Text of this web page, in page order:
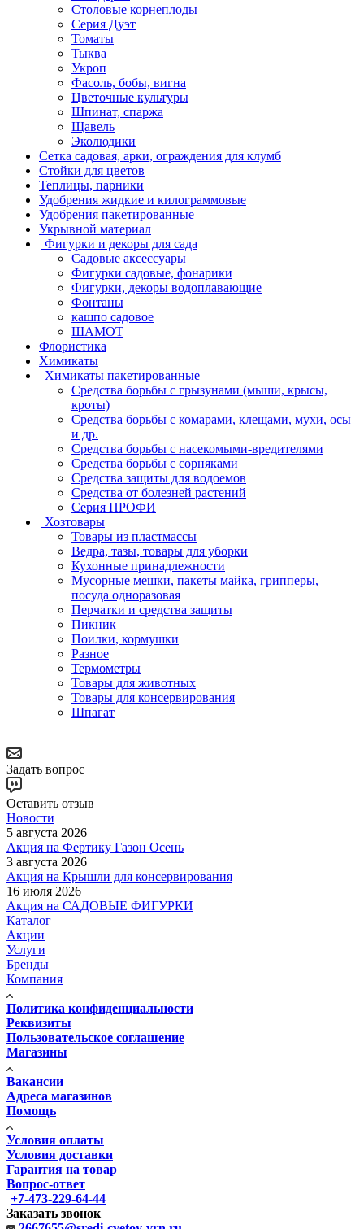
Столовые корнеплоды
Серия Дуэт
Томаты
Тыква
Укроп
Фасоль, бобы, вигна
Цветочные культуры
Шпинат, спаржа
Щавель
Эколюдики
Сетка садовая, арки, ограждения для клумб
Стойки для цветов
Теплицы, парники
Удобрения жидкие и килограммовые
Удобрения пакетированные
Укрывной материал
Фигурки и декоры для сада
Садовые аксессуары
Фигурки садовые, фонарики
Фигурки, декоры водоплавающие
Фонтаны
кашпо садовое
ШАМОТ
Флористика
Химикаты
Химикаты пакетированные
Средства борьбы с грызунами (мыши, крысы,
кроты)
Средства борьбы с комарами, клещами, мухи, осы
и др.
Средства борьбы с насекомыми-вредителями
Средства борьбы с сорняками
Средства защиты для водоемов
Средства от болезней растений
Серия ПРОФИ
Хозтовары
Товары из пластмассы
Ведра, тазы, товары для уборки
Кухонные принадлежности
Мусорные мешки, пакеты майка, грипперы,
посуда одноразовая
Перчатки и средства защиты
Пикник
Поилки, кормушки
Разное
Термометры
Товары для животных
Товары для консервирования
Шпагат
Задать вопрос
Оставить отзыв
Новости
5 августа 2026
Акция на Фертику Газон Осень
3 августа 2026
Акция на Крышли для консервирования
16 июля 2026
Акция на САДОВЫЕ ФИГУРКИ
Каталог
Акции
Услуги
Бренды
Компания
Политика конфиденциальности
Реквизиты
Пользовательское соглашение
Магазины
Вакансии
Адреса магазинов
Помощь
Условия оплаты
Условия доставки
Гарантия на товар
Вопрос-ответ
+7-473-229-64-44
Заказать звонок